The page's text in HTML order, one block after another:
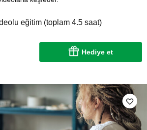
eğitim (toplam 4.5 saat)
Hediye et